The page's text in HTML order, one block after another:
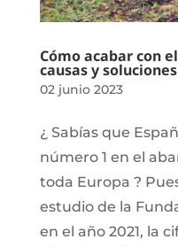
Cómo acabar con
causas y soluciones
02 junio 2023
¿ Sabías que
número 1 en el
toda Europa ?
estudio de la
en el año 2021, la